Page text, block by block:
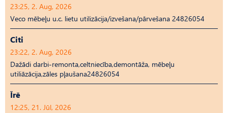
23:25, 2. Aug, 2026
Veco mēbeļu u.c. lietu utilizācija/izvešana/pārvešana 24826054
Citi
23:22, 2. Aug, 2026
Dažādi darbi-remonta,celtniecība,demontāža, mēbeļu
utiliāzācija,zāles pļaušana24826054
Īrē
12:25, 21. Jūl, 2026